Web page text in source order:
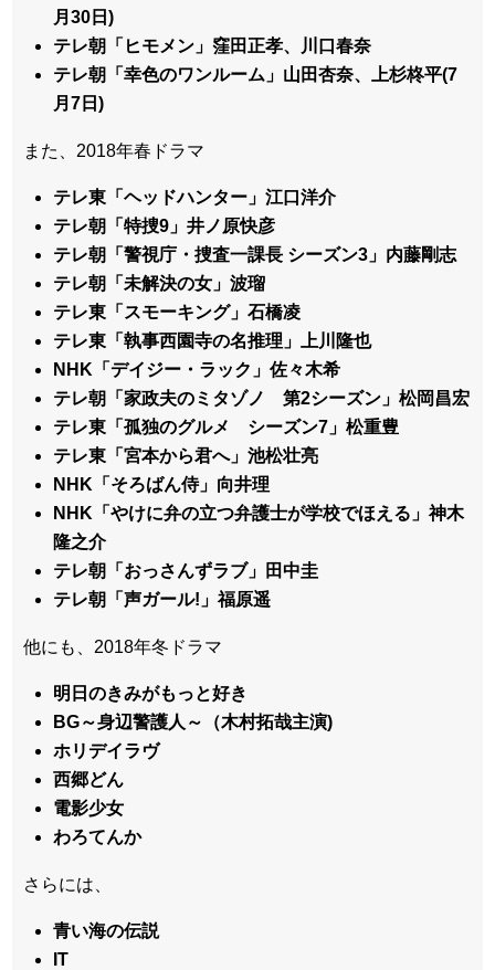
月30日)
テレ朝「ヒモメン」窪田正孝、川口春奈
テレ朝「幸色のワンルーム」山田杏奈、上杉柊平(7
月7日)
また、2018年春ドラマ
テレ東「ヘッドハンター」江口洋介
テレ朝「特捜9」井ノ原快彦
テレ朝「警視庁・捜査一課長 シーズン3」内藤剛志
テレ朝「未解決の女」波瑠
テレ東「スモーキング」石橋凌
テレ東「執事西園寺の名推理」上川隆也
NHK「デイジー・ラック」佐々木希
テレ朝「家政夫のミタゾノ 第2シーズン」松岡昌宏
テレ東「孤独のグルメ シーズン7」松重豊
テレ東「宮本から君へ」池松壮亮
NHK「そろばん侍」向井理
NHK「やけに弁の立つ弁護士が学校でほえる」神木
隆之介
テレ朝「おっさんずラブ」田中圭
テレ朝「声ガール!」福原遥
他にも、2018年冬ドラマ
明日のきみがもっと好き
BG～身辺警護人～（木村拓哉主演)
ホリデイラヴ
西郷どん
電影少女
わろてんか
さらには、
青い海の伝説
IT